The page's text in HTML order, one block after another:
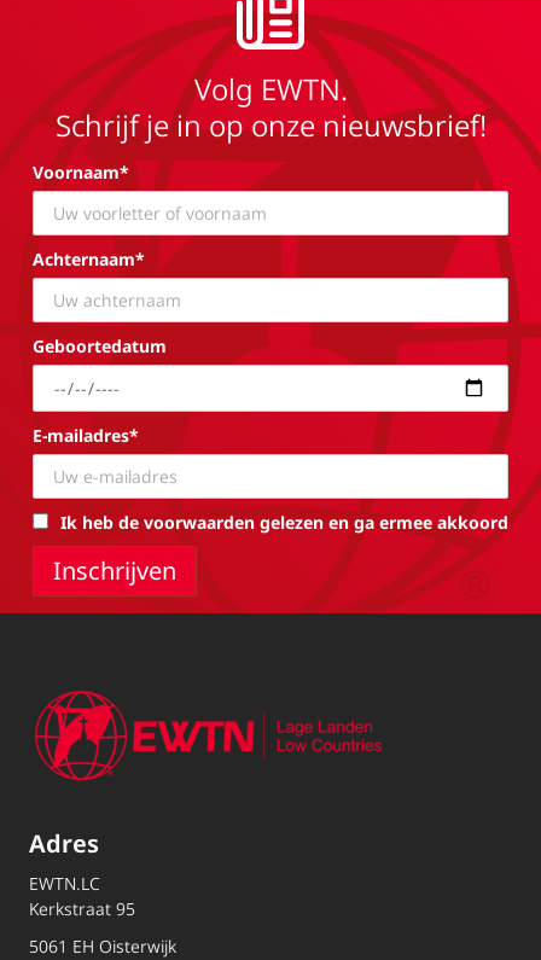
Volg EWTN.
Schrijf je in op onze nieuwsbrief!
Voornaam*
Achternaam*
Geboortedatum
E-mailadres*
Ik heb de voorwaarden gelezen en ga ermee akkoord
Adres
EWTN.LC
Kerkstraat 95
5061 EH Oisterwijk